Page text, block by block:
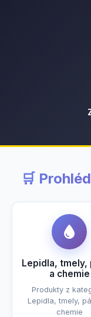
🛒
Lepidla, tmely,
a chemie
Produkty z
Lepidla, tmely,
chemie